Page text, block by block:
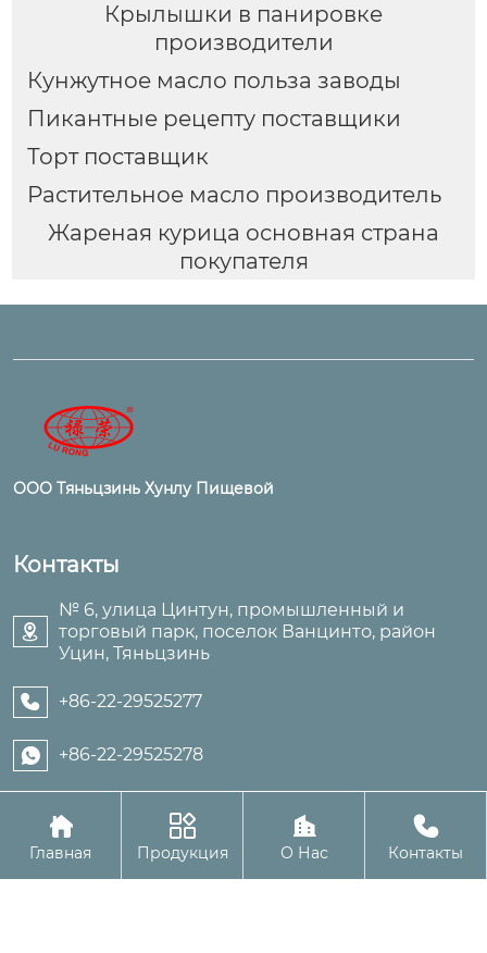
Крылышки в панировке
производители
Кунжутное масло польза заводы
Пикантные рецепту поставщики
Торт поставщик
Растительное масло производитель
Жареная курица основная страна
покупателя
ООО Тяньцзинь Хунлу Пищевой
Контакты

№ 6, улица Цинтун, промышленный и
торговый парк, поселок Ванцинто, район
Уцин, Тяньцзинь
 +86-22-29525277
 +86-22-29525278
Авторское право©ООО Тяньцзинь Хунлу Пищевой

Главная

Продукция

О Нас

Контакты